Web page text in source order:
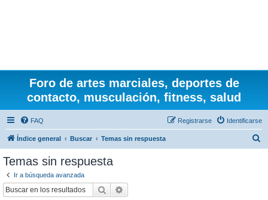
Foro de artes marciales, deportes de
contacto, musculación, fitness, salud
FAQ Identificarse
Registrarse
Índice general Buscar Temas sin respuesta
Temas sin respuesta
Ir a búsqueda avanzada
Buscar